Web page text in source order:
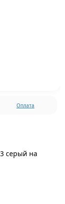
Оплата
серый на